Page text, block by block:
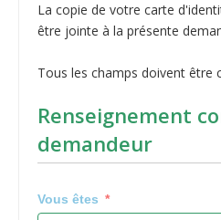
La copie de votre carte
être jointe à la présente
Tous les champs doivent être
Renseignement
demandeur
Vous êtes